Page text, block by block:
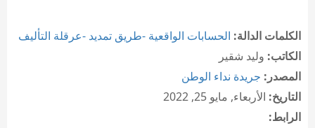
الكلمات الدالة: الحسابات الواقعية -طريق تمديد -عرقلة التأليف
الكاتب: وليد شقير
المصدر: جريدة نداء الوطن
التاريخ: الأربعاء, مايو 25, 2022
الرابط: